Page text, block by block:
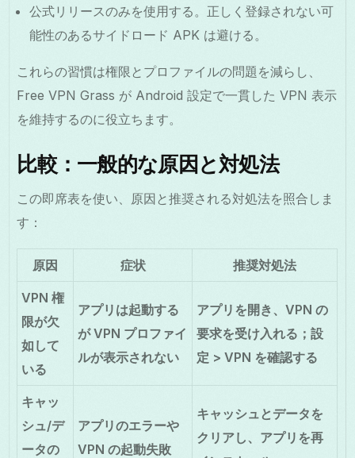
公式リリースのみを使用する。正しく登録されない可
能性のあるサイドロード APK は避ける。
これらの習慣は権限とプロファイルの問題を減らし、
Free VPN Grass が Android 設定で一貫した VPN 表示
を維持するのに役立ちます。
比較：一般的な原因と対処法
この即席表を使い、原因と推奨される対処法を照合しま
す：
原因 症状 推奨対処法
VPN 権
限が欠
如して
いる
アプリは起動する
が VPN プロファイ
ルが表示されない
アプリを開き、VPN の
要求を受け入れる；設
定 > VPN を確認する
キャッ
シュ/デ
ータの
アプリのエラーや
VPN の起動失敗
キャッシュとデータを
クリアし、アプリを再